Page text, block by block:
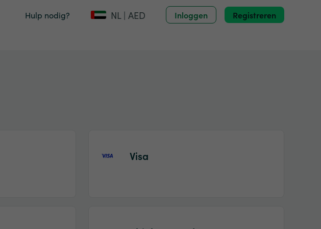
Hulp nodig? NL | AED Inloggen Registreren
Visa